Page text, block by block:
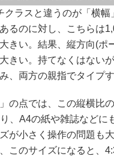
ラスと違うのが「横幅
るのに対し、こちらは
きい。結果、縦方向(ポ
きい。持てなくはない
、両方の親指でタイプ
の点では、この縦横比
、A4の紙や雑誌などに
が小さく操作の問題も
このサイズになると、